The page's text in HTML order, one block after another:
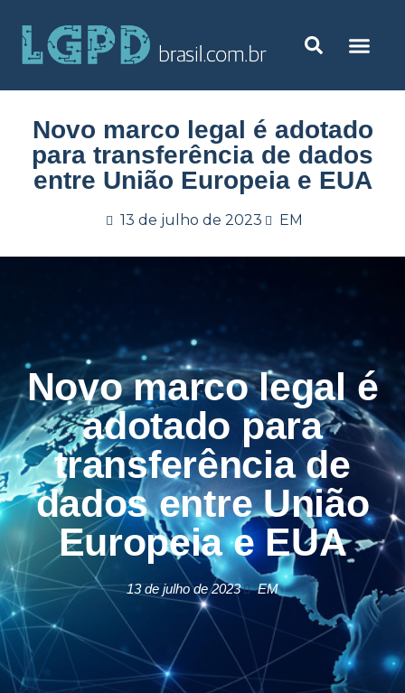
Novo marco legal é adotado
para transferência de dados
entre União Europeia e EUA
13 de julho de 2023 EM
Novo marco legal é
adotado para
transferência de
dados entre União
Europeia e EUA
13 de julho de 2023 EM